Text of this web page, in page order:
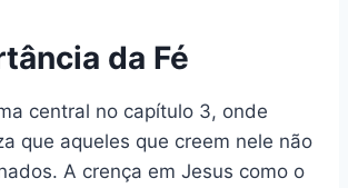
da Fé
central no capítulo 3, onde
que aqueles que creem nele não
A crença em Jesus como o